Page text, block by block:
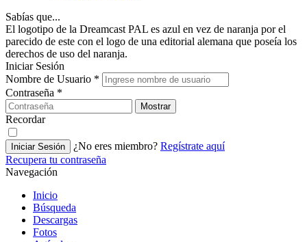
Sabías que...
El logotipo de la Dreamcast PAL es azul en vez de naranja por el
parecido de este con el logo de una editorial alemana que poseía los
derechos de uso del naranja.
Iniciar Sesión
Nombre de Usuario *
Contraseña *
Mostrar
Recordar
Iniciar Sesión ¿No eres miembro? Regístrate aquí
Recupera tu contraseña
Navegación
Inicio
Búsqueda
Descargas
Fotos